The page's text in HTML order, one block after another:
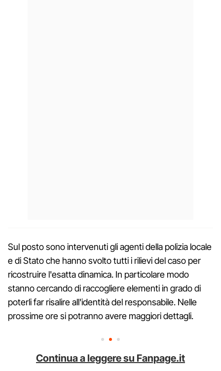
Sul posto sono intervenuti gli agenti della polizia locale
e di Stato che hanno svolto tutti i rilievi del caso per
ricostruire l'esatta dinamica. In particolare modo
stanno cercando di raccogliere elementi in grado di
poterli far risalire all'identità del responsabile. Nelle
prossime ore si potranno avere maggiori dettagli.
Continua a leggere su Fanpage.it